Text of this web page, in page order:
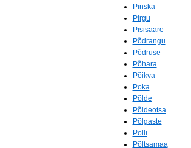
Pinska
Pirgu
Pisisaare
Põdrangu
Põdruse
Põhara
Põikva
Poka
Põlde
Põldeotsa
Põlgaste
Polli
Põltsamaa